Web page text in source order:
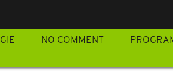
NO COMMENT